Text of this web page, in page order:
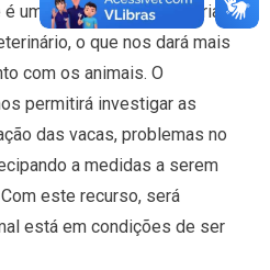
uma esterilizadora própria
o que nos dará mais
com os animais. O
permitirá investigar as
das vacas, problemas no
a medidas a serem
este recurso, será
está em condições de ser